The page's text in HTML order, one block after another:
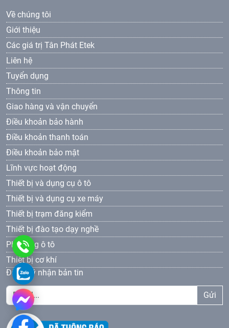
Về chúng tôi
Giới thiệu
Các giá trị Tân Phát Etek
Liên hệ
Tuyển dụng
Thông tin
Giao hàng và vận chuyển
Điều khoản bảo hành
Điều khoản thanh toán
Điều khoản bảo mật
Lĩnh vực hoạt động
Thiết bị và dụng cụ ô tô
Thiết bị và dụng cụ xe máy
Thiết bị trạm đăng kiểm
Thiết bị đào tạo dạy nghề
Phụ tùng ô tô
Thiết bị cơ khí
Đăng ký nhận bản tin
Gửi
0961
69
81
0961693381